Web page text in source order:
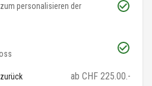
personalisieren der
ab CHF 225.00.-